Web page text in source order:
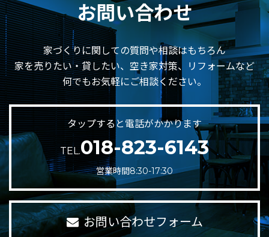
お問い合わせ
家づくりに関しての質問や相談はもちろん
家を売りたい・貸したい、空き家対策、リフォームなど
何でもお気軽にご相談ください。
タップすると電話がかかります
TEL.018-823-6143
営業時間8:30-17:30
お問い合わせフォーム